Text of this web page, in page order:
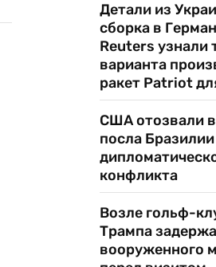
Детали из
сборка в
Reuters узнали
варианта
ракет Patriot
США отозвали
посла
конфликта
Возле гольф-
Трампа
вооруженного